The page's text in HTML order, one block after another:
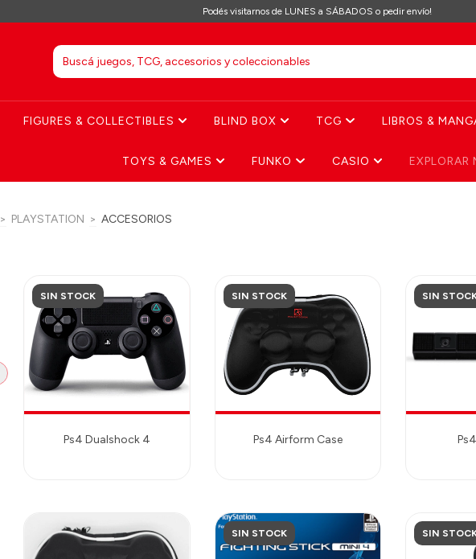
Podés visitarnos de LUNES a SÁBADOS o pedir envío!
FIGURES & COLLECTIBLES BLIND BOX TCG LIBROS &
TOYS & GAMES FUNKO CASIO EXPLORAR
> PLAYSTATION > ACCESORIOS
SIN STOCK
Ps4 Dualshock 4
SIN STOCK
Ps4 Airform Case
SIN
SIN STOCK SIN